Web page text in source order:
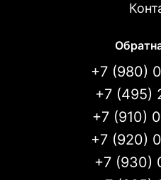
+7 (980)
+7 (495)
+7 (910)
+7 (920)
+7 (930)